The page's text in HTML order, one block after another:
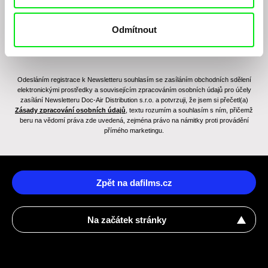
Odmítnout
Odesláním registrace k Newsletteru souhlasím se zasíláním obchodních sdělení
elektronickými prostředky a souvisejícím zpracováním osobních údajů pro účely
zasílání Newsletteru Doc-Air Distribution s.r.o. a potvrzuji, že jsem si přečetl(a)
Zásady zpracování osobních údajů , textu rozumím a souhlasím s ním, přičemž
beru na vědomí práva zde uvedená, zejména právo na námitky proti provádění
přímého marketingu.
Zpět na dafilms.cz
Na začátek stránky